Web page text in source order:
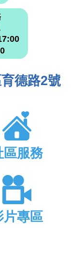
德路2號
區服務
片專區